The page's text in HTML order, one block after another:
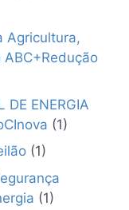
Agricultura,
DE ENERGIA
(1)
(1)
(1)